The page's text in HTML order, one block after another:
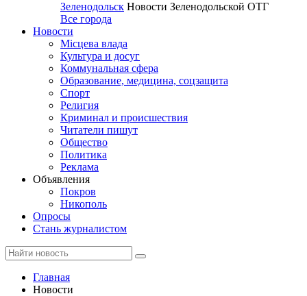
Зеленодольск Новости Зеленодольской ОТГ
Все города
Новости
Місцева влада
Культура и досуг
Коммунальная сфера
Образование, медицина, соцзащита
Спорт
Религия
Криминал и происшествия
Читатели пишут
Общество
Политика
Реклама
Объявления
Покров
Никополь
Опросы
Стань журналистом
Главная
Новости